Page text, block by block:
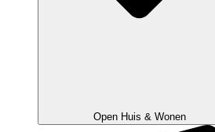
Open Huis & Wonen